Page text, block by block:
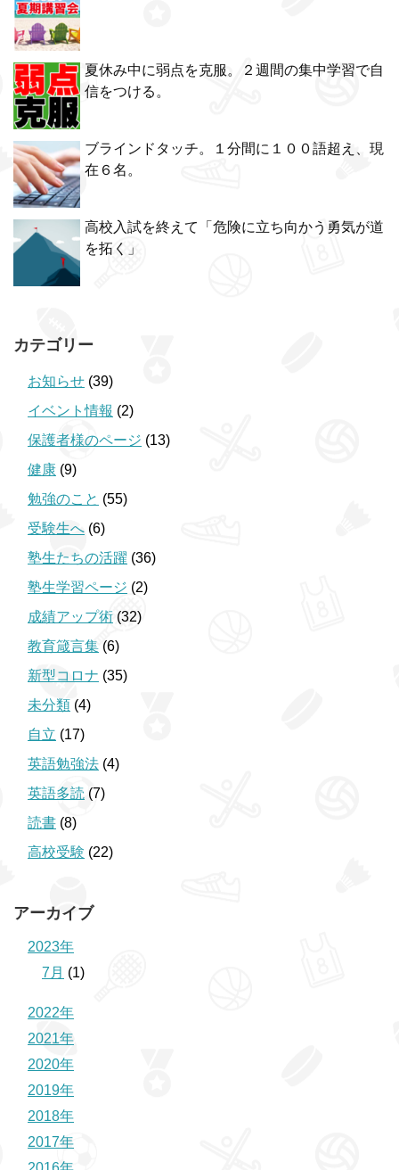
夏休み中に弱点を克服。２週間の集中学習で自
信をつける。
ブラインドタッチ。１分間に１００語超え、現
在６名。
高校入試を終えて「危険に立ち向かう勇気が道
を拓く」
カテゴリー
お知らせ (39)
イベント情報 (2)
保護者様のページ (13)
健康 (9)
勉強のこと (55)
受験生へ (6)
塾生たちの活躍 (36)
塾生学習ページ (2)
成績アップ術 (32)
教育箴言集 (6)
新型コロナ (35)
未分類 (4)
自立 (17)
英語勉強法 (4)
英語多読 (7)
読書 (8)
高校受験 (22)
アーカイブ
2023年
7月 (1)
2022年
2021年
2020年
2019年
2018年
2017年